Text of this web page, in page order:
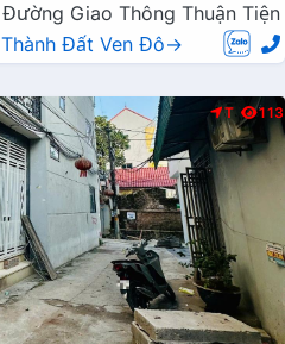
Đường Giao Thông Thuận Tiện
Thành Đất Ven Đô→
T 113